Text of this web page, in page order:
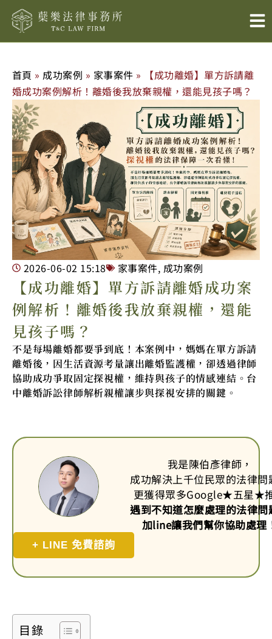
首頁 » 成功案例 » 家事案件 »
【成功離婚】單方訴請離
婚成功案例解析！離婚後我放棄親權，還能見孩子嗎？
2026-06-02 15:18 家事案件, 成功案例
【成功離婚】單方訴請離婚成功案
例解析！離婚後我放棄親權，還能
見孩子嗎？
不是每場離婚都要爭到底！本案例中，媽媽在單方訴請
離婚後，因生活資源考量讓出離婚監護權，卻透過律師
協助成功爭取固定探視權，維持與孩子的情感連結。台
中離婚訴訟律師解析親權讓步與探視安排的關鍵。
我是陳伯彥律師，
成功解決上千位民眾的法律問
更獲得眾多Google★五星★
遇到不知道怎麼處理的法律問
加line讓我們幫你協助處理
+ LINE 免費諮詢
目錄